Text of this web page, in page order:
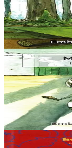
“Ur wech e oa un
a oa gantañ un
dalc’hmat gantañ ur
Er stok5,60 €
3 bloaz hag ouzhpenn
Goater
Marc'heg Thelo
“Ha gouzout a rez e
bed-mañ ? Ma,
Er stok5,60 €
6 vloaz hag ouzhpenn
Goater